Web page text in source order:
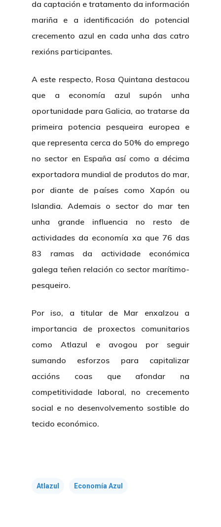
da captación e tratamento da información
mariña e a identificación do potencial
crecemento azul en cada unha das catro
rexións participantes.
A este respecto, Rosa Quintana destacou
que a economía azul supón unha
oportunidade para Galicia, ao tratarse da
primeira potencia pesqueira europea e
que representa cerca do 50% do emprego
no sector en España así como a décima
exportadora mundial de produtos do mar,
por diante de países como Xapón ou
Islandia. Ademais o sector do mar ten
unha grande influencia no resto de
actividades da economía xa que 76 das
83 ramas da actividade económica
galega teñen relación co sector marítimo-
pesqueiro.
Por iso, a titular de Mar enxalzou a
importancia de proxectos comunitarios
como Atlazul e avogou por seguir
sumando esforzos para capitalizar
accións coas que afondar na
competitividade laboral, no crecemento
social e no desenvolvemento sostible do
tecido económico.
Atlazul Economía Azul
Who’s Who?
Board Of Trustees
Corporate Identity
CETMAR Logo
Contact
What’s New
Projects
Documentation Center
News
Jobs &
Work
Transparency
Open
Equality Plan